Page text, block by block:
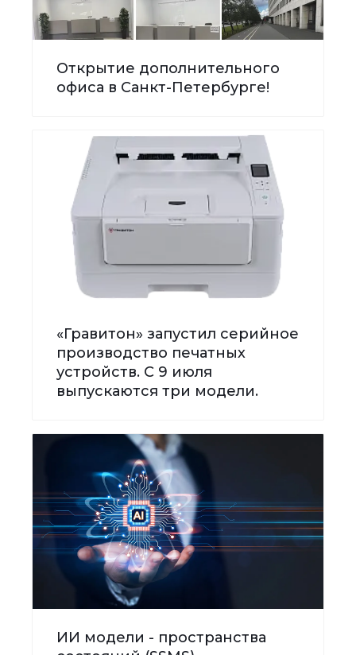
Открытие дополнительного
офиса в Санкт-Петербурге!
«Гравитон» запустил серийное
производство печатных
устройств. С 9 июля
выпускаются три модели.
ИИ модели - пространства